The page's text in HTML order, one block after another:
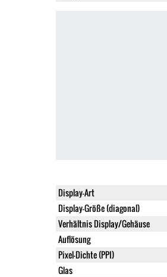
Display-Art
Display-Größe (diagonal)
Verhältnis Display/Gehäuse
Auflösung
Pixel-Dichte (PPI)
Glas